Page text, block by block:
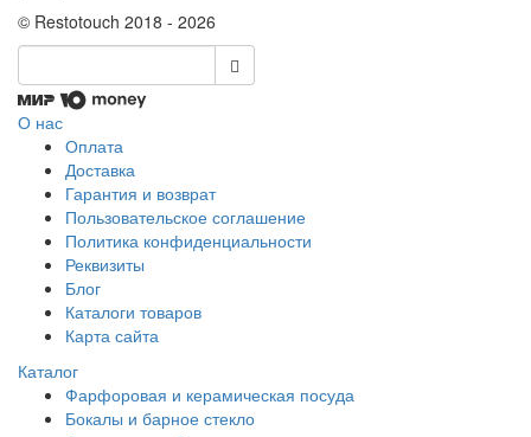
© Restotouch 2018 - 2026
О нас
Оплата
Доставка
Гарантия и возврат
Пользовательское соглашение
Политика конфиденциальности
Реквизиты
Блог
Каталоги товаров
Карта сайта
Каталог
Фарфоровая и керамическая посуда
Бокалы и барное стекло